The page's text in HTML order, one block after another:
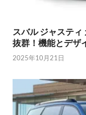
スバル ジャステ
抜群！機能とデザ
2025年10月21日